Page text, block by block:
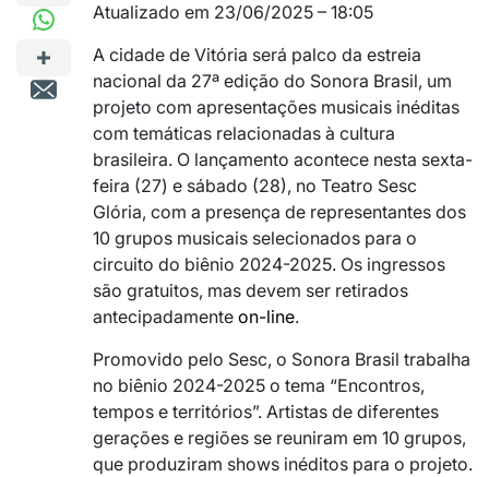
Atualizado em 23/06/2025 – 18:05
A cidade de Vitória será palco da estreia
nacional da 27ª edição do Sonora Brasil, um
projeto com apresentações musicais inéditas
com temáticas relacionadas à cultura
brasileira. O lançamento acontece nesta sexta-
feira (27) e sábado (28), no Teatro Sesc
Glória, com a presença de representantes dos
10 grupos musicais selecionados para o
circuito do biênio 2024-2025. Os ingressos
são gratuitos, mas devem ser retirados
antecipadamente on-line.
Promovido pelo Sesc, o Sonora Brasil trabalha
no biênio 2024-2025 o tema “Encontros,
tempos e territórios”. Artistas de diferentes
gerações e regiões se reuniram em 10 grupos,
que produziram shows inéditos para o projeto.